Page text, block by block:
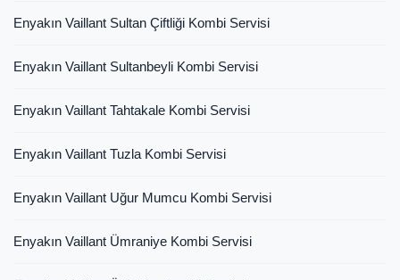
Enyakın Vaillant Sultan Çiftliği Kombi Servisi
Enyakın Vaillant Sultanbeyli Kombi Servisi
Enyakın Vaillant Tahtakale Kombi Servisi
Enyakın Vaillant Tuzla Kombi Servisi
Enyakın Vaillant Uğur Mumcu Kombi Servisi
Enyakın Vaillant Ümraniye Kombi Servisi